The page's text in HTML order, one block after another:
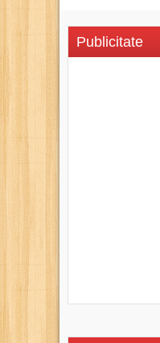
Publicitate